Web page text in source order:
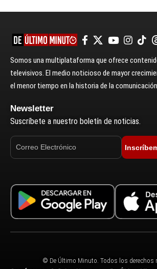
Somos una multiplataforma que ofrece
televisivos. El medio noticioso de mayor
el menor tiempo en la historia de la
Newsletter
Suscríbete a nuestro boletín de noticias.
© De Último Minuto. Todos los derechos